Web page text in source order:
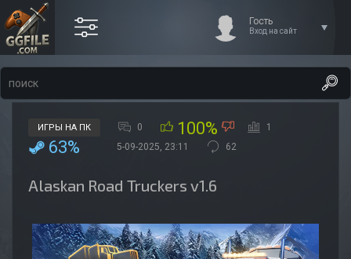
Гость
Вход на сайт
ИГРЫ НА ПК 0 100% 1
63% 5-09-2025, 23:11 62
Alaskan Road Truckers v1.6